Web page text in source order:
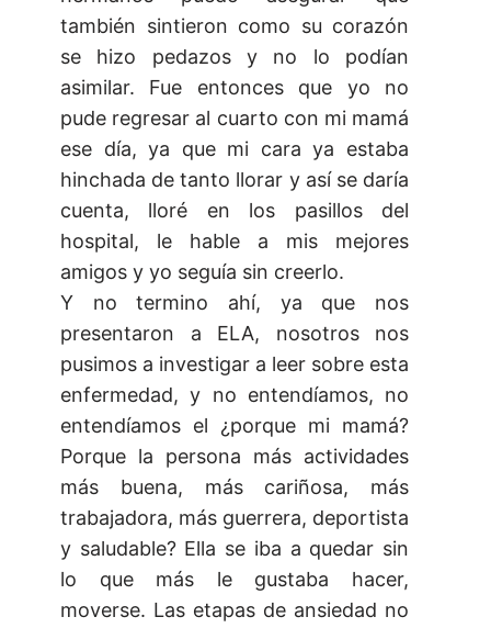
también sintieron como su corazón
se hizo pedazos y no lo podían
asimilar. Fue entonces que yo no
pude regresar al cuarto con mi mamá
ese día, ya que mi cara ya estaba
hinchada de tanto llorar y así se daría
cuenta, lloré en los pasillos del
hospital, le hable a mis mejores
amigos y yo seguía sin creerlo.
Y no termino ahí, ya que nos
presentaron a ELA, nosotros nos
pusimos a investigar a leer sobre esta
enfermedad, y no entendíamos, no
entendíamos el ¿porque mi mamá?
Porque la persona más actividades
más buena, más cariñosa, más
trabajadora, más guerrera, deportista
y saludable? Ella se iba a quedar sin
lo que más le gustaba hacer,
moverse. Las etapas de ansiedad no